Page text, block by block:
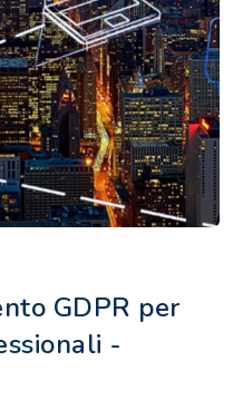
GDPR per
-